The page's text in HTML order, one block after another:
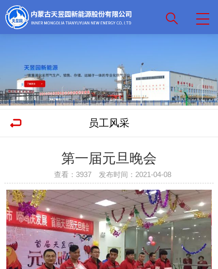
员工风采
第一届元旦晚会
查看：3937 发布时间：2021-04-08